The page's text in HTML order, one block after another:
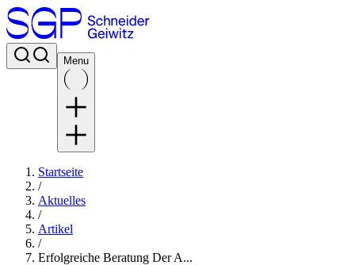
Menu
Startseite
/
Aktuelles
/
Artikel
/
Erfolgreiche Beratung Der A...